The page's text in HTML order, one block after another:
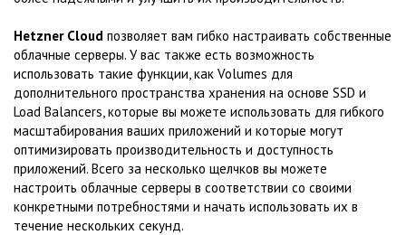
Hetzner Cloud позволяет вам гибко настраивать собственные
облачные серверы. У вас также есть возможность
использовать такие функции, как Volumes для
дополнительного пространства хранения на основе SSD и
Load Balancers, которые вы можете использовать для гибкого
масштабирования ваших приложений и которые могут
оптимизировать производительность и доступность
приложений. Всего за несколько щелчков вы можете
настроить облачные серверы в соответствии со своими
конкретными потребностями и начать использовать их в
течение нескольких секунд.